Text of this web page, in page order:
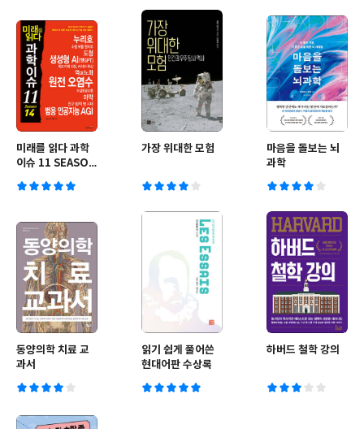
미래를 읽다 과학
이슈 11 SEASON
가장 위대한 모험
마음을 돌보는 뇌
과학
동양의학 치료 교
과서
읽기 쉽게 풀어쓴
현대어판 수상록
하버드 철학 강의